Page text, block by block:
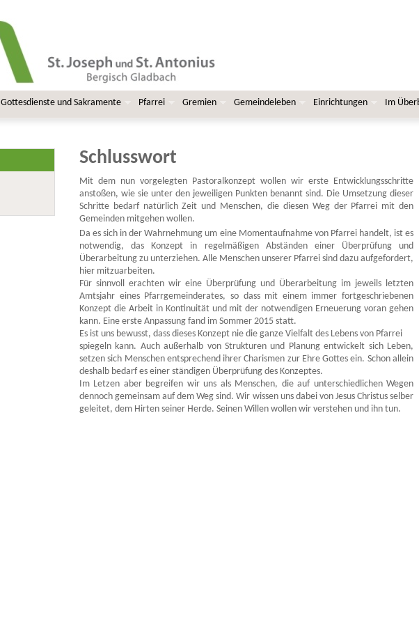
Gottesdienste und Sakramente Pfarrei Gremien Gemeindeleben Einrichtungen Im
Schlusswort
Mit dem nun vorgelegten Pastoralkonzept wollen wir erste Entwicklungsschritte
anstoßen, wie sie unter den jeweiligen Punkten benannt sind. Die Umsetzung dieser
Schritte bedarf natürlich Zeit und Menschen, die diesen Weg der Pfarrei mit den
Gemeinden mitgehen wollen.
Da es sich in der Wahrnehmung um eine Momentaufnahme von Pfarrei handelt, ist es
notwendig, das Konzept in regelmäßigen Abständen einer Überprüfung und
Überarbeitung zu unterziehen. Alle Menschen unserer Pfarrei sind dazu aufgefordert,
hier mitzuarbeiten.
Für sinnvoll erachten wir eine Überprüfung und Überarbeitung im jeweils letzten
Amtsjahr eines Pfarrgemeinderates, so dass mit einem immer fortgeschriebenen
Konzept die Arbeit in Kontinuität und mit der notwendigen Erneuerung voran gehen
kann. Eine erste Anpassung fand im Sommer 2015 statt.
Es ist uns bewusst, dass dieses Konzept nie die ganze Vielfalt des Lebens von Pfarrei
spiegeln kann. Auch außerhalb von Strukturen und Planung entwickelt sich Leben,
setzen sich Menschen entsprechend ihrer Charismen zur Ehre Gottes ein. Schon allein
deshalb bedarf es einer ständigen Überprüfung des Konzeptes.
Im Letzen aber begreifen wir uns als Menschen, die auf unterschiedlichen Wegen
dennoch gemeinsam auf dem Weg sind. Wir wissen uns dabei von Jesus Christus selber
geleitet, dem Hirten seiner Herde. Seinen Willen wollen wir verstehen und ihn tun.